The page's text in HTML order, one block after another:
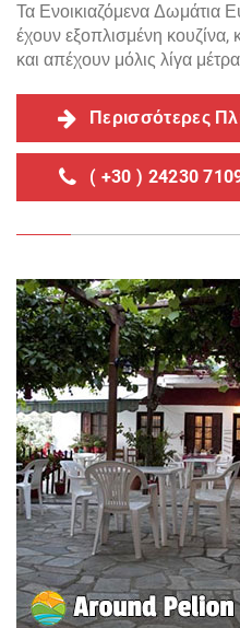
Τα Ενοικιαζόμενα Δωμάτια
έχουν εξοπλισμένη κουζίνα,
και απέχουν μόλις λίγα
Περισσότερες
( +30 ) 24230